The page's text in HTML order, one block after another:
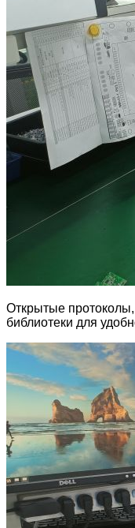
Открытые
библиотеки для